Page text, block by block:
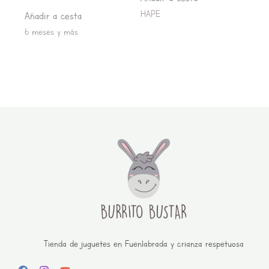
Añadir a cesta
6 meses y más
HAPE
Tienda de juguetes en Fuenlabrada y crianza respetuosa